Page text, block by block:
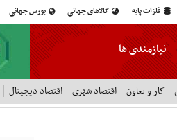
فلزات پایه کالاهای جهانی بورس جهانی
نیازمندی ها
کار و تعاون اقتصاد شهری اقتصاد دیجیتال